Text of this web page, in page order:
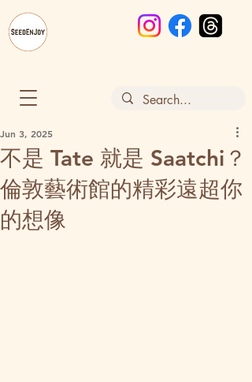
不是 Tate 就是 Saatchi？
倫敦藝術館的精彩遠超你
的想像
Jun 3, 2025